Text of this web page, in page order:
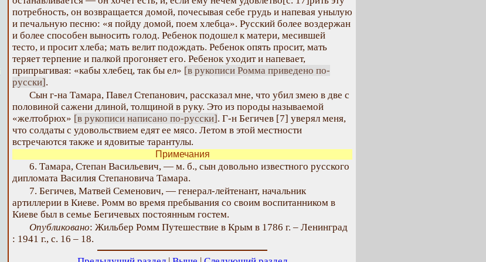
потребность, он возвращается домой, почесывая себе грудь и напевая унылую
и печальную песню: «я пойду домой, поем хлебца». Русский более воздержан
и более способен выносить голод. Ребенок подошел к матери, месившей
тесто, и просит хлеба; мать велит подождать. Ребенок опять просит, мать
теряет терпение и палкой прогоняет его. Ребенок уходит и напевает,
припрыгивая: «кабы хлебец, так бы ел» [в рукописи Ромма приведено по-
русски].
Сын г-на Тамара, Павел Степанович, рассказал мне, что убил змею в две с
половиной сажени длиной, толщиной в руку. Это из породы называемой
«желтобрюх» [в рукописи написано по-русски]. Г-н Бегичев [7] уверял меня,
что солдаты с удовольствием едят ее мясо. Летом в этой местности
встречаются также и ядовитые тарантулы.
Примечания
6. Тамара, Степан Васильевич, — м. б., сын довольно известного русского
дипломата Василия Степановича Тамара.
7. Бегичев, Матвей Семенович, — генерал-лейтенант, начальник
артиллерии в Киеве. Ромм во время пребывания со своим воспитанником в
Киеве был в семье Бегичевых постоянным гостем.
Опубликовано: Жильбер Ромм Путешествие в Крым в 1786 г. – Ленинград
: 1941 г., с. 16 – 18.